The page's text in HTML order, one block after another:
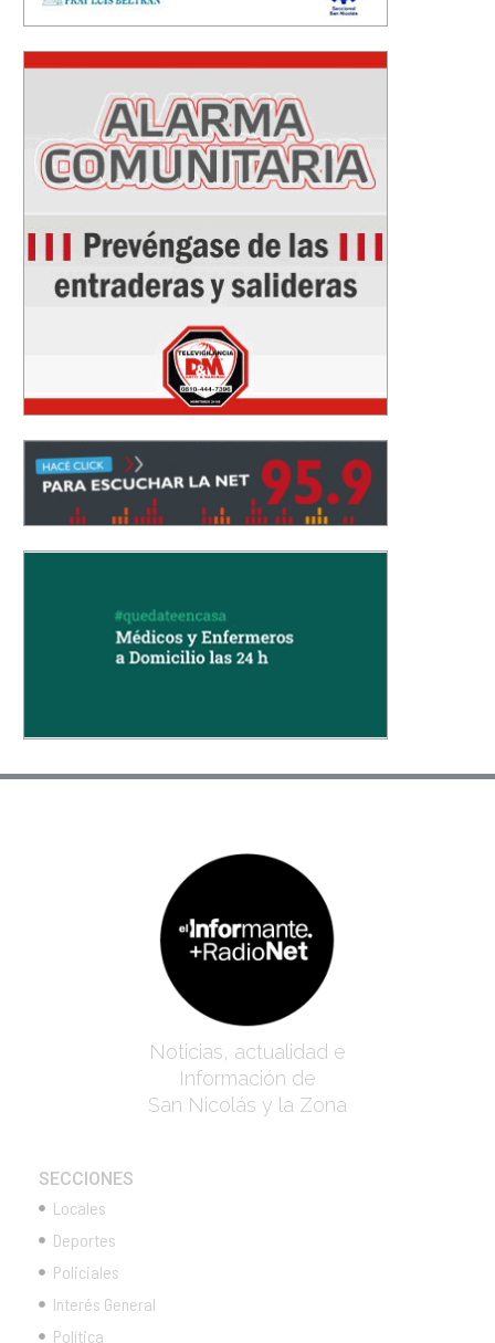
Noticias, actualidad e
Información de
San Nicolás y la Zona
SECCIONES
Locales
Deportes
Policiales
Interés General
Política